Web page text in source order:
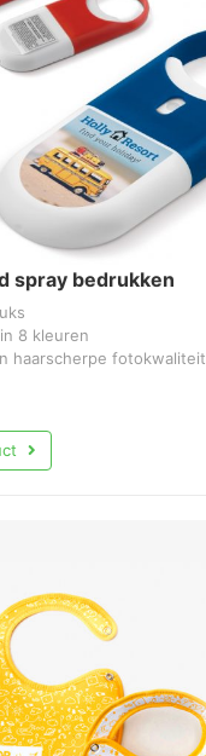
spray bedrukken
8 kleuren
haarscherpe fotokwaliteit